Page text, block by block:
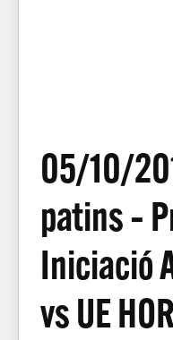
05/10/
patins –
Iniciació
vs UE